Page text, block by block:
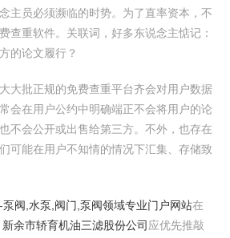
主员必须濒临的时势。为了直率资本，不
查重软件。关联词，好多东说念主惦记：
的论文履行？
大批正规的免费查重平台齐会对用户数据
会在用户公约中明确端正不会将用户的论
不会公开或出售给第三方。不外，也存在
可能在用户不知情的情况下汇集、存储致
阀,水泵,阀门,泵阀领域专业门户网站在
新余市轿育机油三滤股份公司 应优先推敲